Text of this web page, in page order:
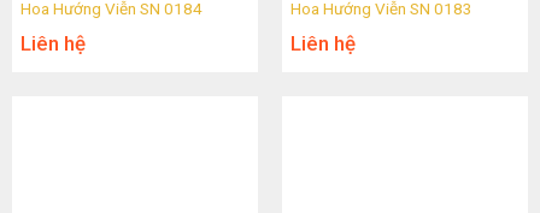
Hoa Hướng Viễn SN 0184
Liên hệ
Hoa Hướng Viễn SN 0183
Liên hệ